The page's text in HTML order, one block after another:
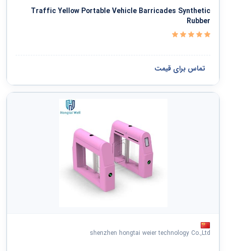
خدمات سیاسی و اجتماعی
سازمانها و کلوپها
مشاهده همه ›
Traffic Yellow Portable Vehicle Barricades Synthetic
Rubber
تماس برای قیمت
shenzhen hongtai weier technology Co.,Ltd